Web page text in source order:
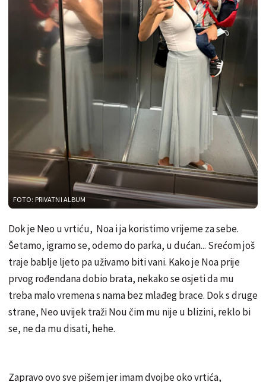
FOTO: PRIVATNI ALBUM
Dok je Neo u vrtiću, Noa i ja koristimo vrijeme za sebe.
Šetamo, igramo se, odemo do parka, u dućan... Srećom još
traje bablje ljeto pa uživamo biti vani. Kako je Noa prije
prvog rođendana dobio brata, nekako se osjeti da mu
treba malo vremena s nama bez mlađeg brace. Dok s druge
strane, Neo uvijek traži Nou čim mu nije u blizini, reklo bi
se, ne da mu disati, hehe.
Zapravo ovo sve pišem jer imam dvojbe oko vrtića,